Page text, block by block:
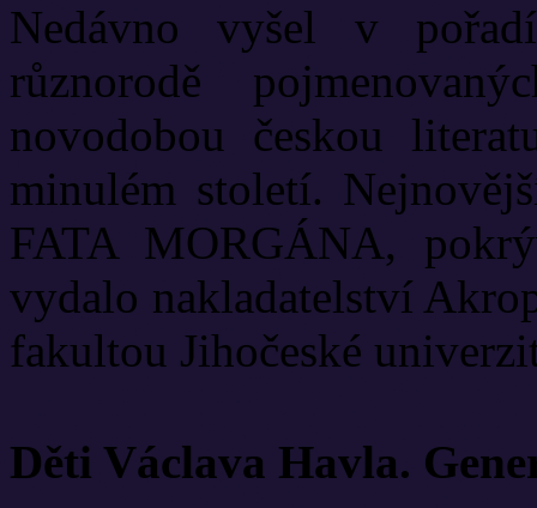
Nedávno vyšel v
různorodě
novodobou českou
minulém století.
FATA MORGÁNA,
vydalo nakladatelství
fakultou Jihočeské
Děti Václava Havla.